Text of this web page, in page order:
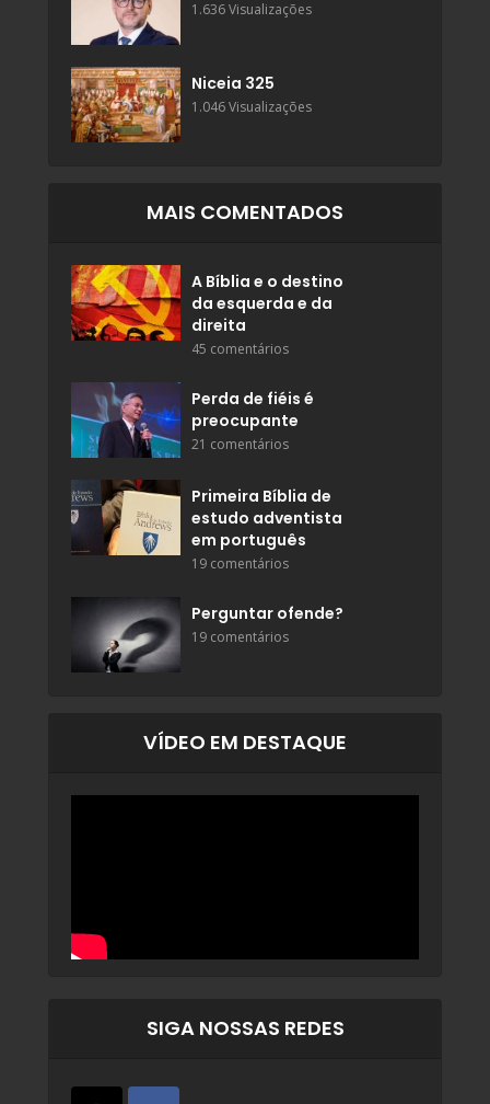
1.636 Visualizações
Niceia 325
1.046 Visualizações
MAIS COMENTADOS
A Bíblia e o destino
da esquerda e da
direita
45 comentários
Perda de fiéis é
preocupante
21 comentários
Primeira Bíblia de
estudo adventista
em português
19 comentários
Perguntar ofende?
19 comentários
VÍDEO EM DESTAQUE
SIGA NOSSAS REDES